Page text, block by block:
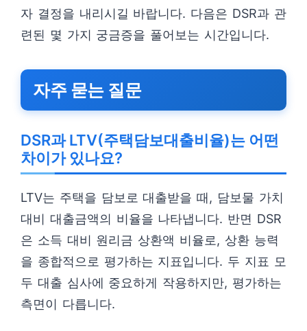
자 결정을 내리시길 바랍니다. 다음은 DSR과 관
련된 몇 가지 궁금증을 풀어보는 시간입니다.
자주 묻는 질문
DSR과 LTV(주택담보대출비율)는 어떤
차이가 있나요?
LTV는 주택을 담보로 대출받을 때, 담보물 가치
대비 대출금액의 비율을 나타냅니다. 반면 DSR
은 소득 대비 원리금 상환액 비율로, 상환 능력
을 종합적으로 평가하는 지표입니다. 두 지표 모
두 대출 심사에 중요하게 작용하지만, 평가하는
측면이 다릅니다.